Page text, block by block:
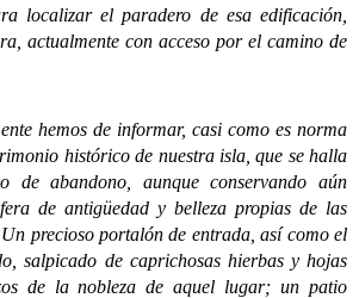
localizar el paradero de esa edificación,
actualmente con acceso por el camino de
de informar, casi como es norma
histórico de nuestra isla, que se halla
de abandono, aunque conservando aún
de antigüedad y belleza propias de las
precioso portalón de entrada, así como el
salpicado de caprichosas hierbas y hojas
de la nobleza de aquel lugar; un patio